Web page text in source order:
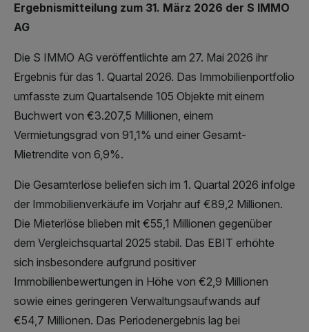
Ergebnismitteilung zum 31. März 2026 der S IMMO
AG
Die S IMMO AG veröffentlichte am 27. Mai 2026 ihr
Ergebnis für das 1. Quartal 2026. Das Immobilienportfolio
umfasste zum Quartalsende 105 Objekte mit einem
Buchwert von €3.207,5 Millionen, einem
Vermietungsgrad von 91,1% und einer Gesamt-
Mietrendite von 6,9%.
Die Gesamterlöse beliefen sich im 1. Quartal 2026 infolge
der Immobilienverkäufe im Vorjahr auf €89,2 Millionen.
Die Mieterlöse blieben mit €55,1 Millionen gegenüber
dem Vergleichsquartal 2025 stabil. Das EBIT erhöhte
sich insbesondere aufgrund positiver
Immobilienbewertungen in Höhe von €2,9 Millionen
sowie eines geringeren Verwaltungsaufwands auf
€54,7 Millionen. Das Periodenergebnis lag bei